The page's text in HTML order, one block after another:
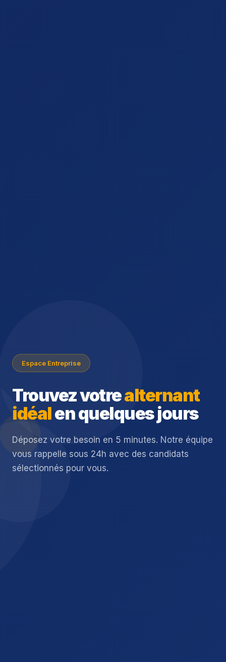
Espace Entreprise
Trouvez votrealternant
idéalen quelques jours
Déposez votre besoin en 5 minutes. Notre équipe
vous rappelle sous 24h avec des candidats
sélectionnés pour vous.